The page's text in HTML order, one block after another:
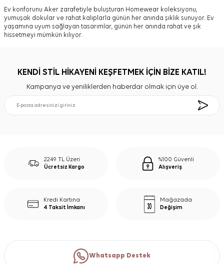
Ev konforunu Aker zarafetiyle buluşturan Homewear koleksiyonu,
yumuşak dokular ve rahat kalıplarla günün her anında şıklık sunuyor. Ev
yaşamına uyum sağlayan tasarımlar, günün her anında rahat ve şık
hissetmeyi mümkün kılıyor.
KENDİ STİL HİKAYENİ KEŞFETMEK İÇİN BİZE KATIL!
Kampanya ve yeniliklerden haberdar olmak için üye ol.
2249 TL Üzeri
Ücretsiz Kargo
%100 Güvenli
Alışveriş
Kredi Kartına
4 Taksit İmkanı
Mağazada
Değişim
Whatsapp Destek